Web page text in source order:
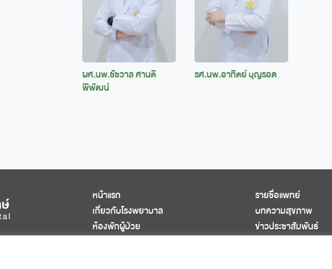
ผศ.นพ.ชัชวาล ศานติ
พิพัฒน์
รศ.นพ.อาทิตย์ บุญรอด
หน้าแรก
เกี่ยวกับโรงพยาบาล
ห้องพักผู้ป่วย
รายชื่อแพทย์
บทความสุขภาพ
ข่าวประชาสัมพันธ์